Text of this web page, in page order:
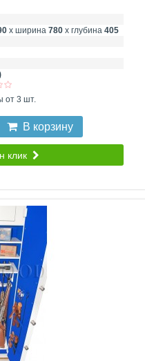
х ширина 780 х глубина 405
от 3 шт.
В корзину
клик